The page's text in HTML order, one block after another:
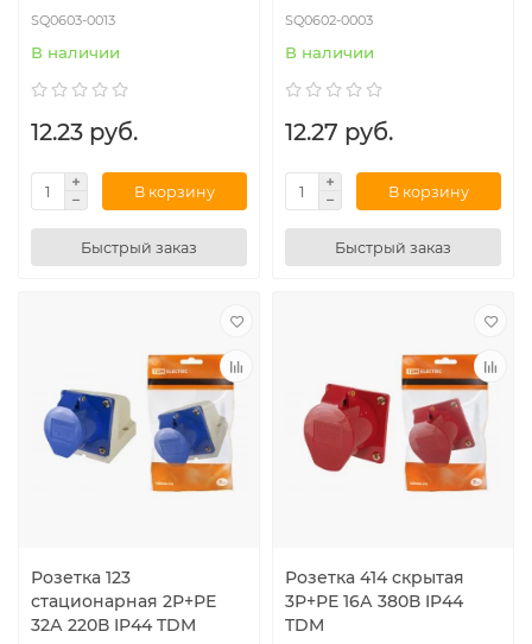
SQ0603-0013
В наличии
12.23 руб.
В корзину
Быстрый заказ
SQ0602-0003
В наличии
12.27 руб.
В корзину
Быстрый заказ
Розетка 123
стационарная 2Р+РЕ
32А 220В IP44 TDM
Розетка 414 скрытая
3Р+РЕ 16А 380В IP44
TDM